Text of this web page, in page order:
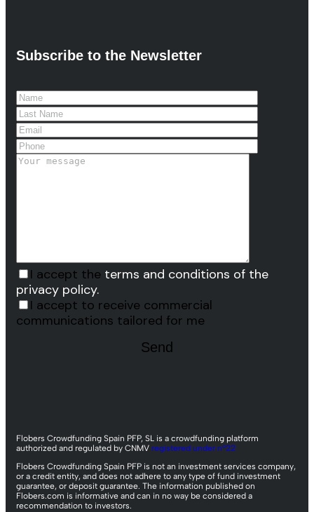
Subscribe to the Newsletter
I accept the terms and conditions of the
privacy policy.
I accept to receive commercial
communications tailored for me
Flobers Crowdfunding Spain PFP, SL is a crowdfunding platform
authorized and regulated by CNMV registered under nº22
Flobers Crowdfunding Spain PFP is not an investment services company,
or a credit entity, and does not adhere to any type of fund investment
guarantee, or deposit guarantee. The information published on
Flobers.com is informative and can in no way be considered a
recommendation to investors.